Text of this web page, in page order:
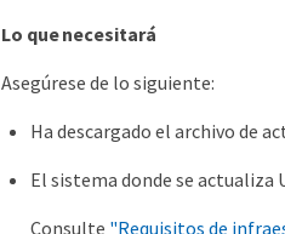
Lo que necesitará
Asegúrese de lo siguiente:
Ha descargado el archivo de
El sistema donde se actualiza
Consulte "Requisitos de